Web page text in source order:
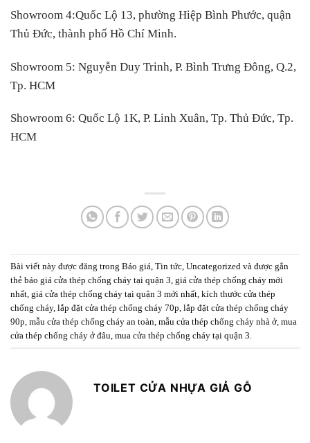
Showroom 4:Quốc Lộ 13, phường Hiệp Bình Phước, quận
Thủ Đức, thành phố Hồ Chí Minh.
Showroom 5: Nguyễn Duy Trinh, P. Bình Trưng Đông, Q.2,
Tp. HCM
Showroom 6: Quốc Lộ 1K, P. Linh Xuân, Tp. Thủ Đức, Tp.
HCM
Bài viết này được đăng trong Báo giá Tin tức Uncategorized và được gắn
thẻ báo giá cửa thép chống cháy tại quận 3 giá cửa thép chống cháy mới
nhất giá cửa thép chống cháy tại quận 3 mới nhất kích thước cửa thép
chống cháy, lắp đặt cửa thép chống cháy 70p lắp đặt cửa thép chống cháy
90p mẫu cửa thép chống cháy an toàn mẫu cửa thép chống cháy nhà ở mua
cửa thép chống cháy ở đâu mua cửa thép chống cháy tại quận 3
TOILET CỬA NHỰA GIẢ GỖ